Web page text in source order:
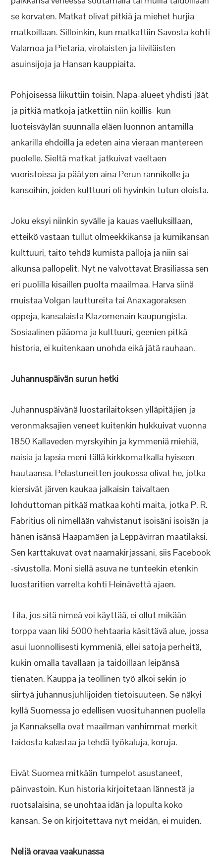
se korvaten. Matkat olivat pitkiä ja miehet hurjia
matkoillaan. Silloinkin, kun matkattiin Savosta kohti
Valamoa ja Pietaria, virolaisten ja liiviläisten
asuinsijoja ja Hansan kauppiaita.
Pohjoisessa liikuttiin toisin. Napa-alueet yhdisti jäät
ja pitkiä matkoja jatkettiin niin koillis- kun
luoteisväylän suunnalla eläen luonnon antamilla
ankarilla ehdoilla ja edeten aina vieraan mantereen
puolelle. Sieltä matkat jatkuivat vaeltaen
vuoristoissa ja päätyen aina Perun rannikolle ja
kansoihin, joiden kulttuuri oli hyvinkin tutun oloista.
Joku eksyi niinkin syvälle ja kauas vaelluksillaan,
etteikö vastaan tullut olmeekkikansa ja kumikansan
kulttuuri, taito tehdä kumista palloja ja niin sai
alkunsa pallopelit. Nyt ne valvottavat Brasiliassa sen
eri puolilla kisaillen puolta maailmaa. Harva siinä
muistaa Volgan lauttureita tai Anaxagoraksen
oppeja, kansalaista Klazomenain kaupungista.
Sosiaalinen pääoma ja kulttuuri, geenien pitkä
historia, ei kuitenkaan unohda eikä jätä rauhaan.
Juhannuspäivän surun hetki
Juhannuspäivänä luostarilaitoksen ylläpitäjien ja
veronmaksajien veneet kuitenkin hukkuivat vuonna
1850 Kallaveden myrskyihin ja kymmeniä miehiä,
naisia ja lapsia meni tällä kirkkomatkalla hyiseen
hautaansa. Pelastuneitten joukossa olivat he, jotka
kiersivät järven kaukaa jalkaisin taivaltaen
lohduttoman pitkää matkaa kohti maita, jotka P. R.
Fabritius oli nimellään vahvistanut isoisäni isoisän ja
hänen isänsä Haapamäen ja Leppävirran maatilaksi.
Sen karttakuvat ovat naamakirjassani, siis Facebook
-sivustolla. Moni siellä asuva ne tunteekin etenkin
luostaritien varrelta kohti Heinävettä ajaen.
Tila, jos sitä nimeä voi käyttää, ei ollut mikään
torppa vaan liki 5000 hehtaaria käsittävä alue, jossa
asui luonnollisesti kymmeniä, ellei satoja perheitä,
kukin omalla tavallaan ja taidoillaan leipänsä
tienaten. Kauppa ja teollinen työ alkoi sekin jo
siirtyä juhannusjuhlijoiden tietoisuuteen. Se näkyi
kyllä Suomessa jo edellisen vuosituhannen puolella
ja Kannaksella ovat maailman vanhimmat merkit
taidosta kalastaa ja tehdä työkaluja, koruja.
Eivät Suomea mitkään tumpelot asustaneet,
päinvastoin. Kun historia kirjoitetaan lännestä ja
ruotsalaisina, se unohtaa idän ja lopulta koko
kansan. Se on kirjoitettava nyt meidän, ei muiden.
Neljä oravaa vaakunassa